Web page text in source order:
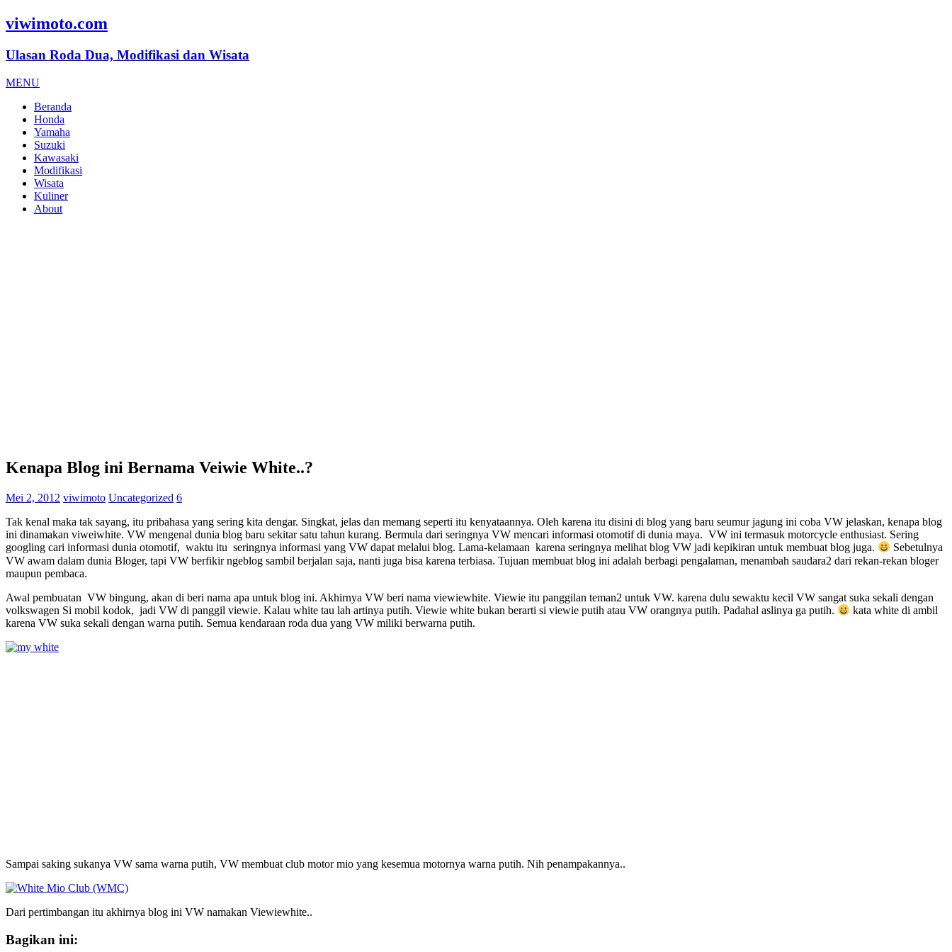
viwimoto.com
Ulasan Roda Dua, Modifikasi dan Wisata
MENU
Beranda
Honda
Yamaha
Suzuki
Kawasaki
Modifikasi
Wisata
Kuliner
About
Kenapa Blog ini Bernama Veiwie White..?
Mei 2, 2012 viwimoto Uncategorized 6
Tak kenal maka tak sayang, itu pribahasa yang sering kita dengar. Singkat, jelas dan memang seperti itu kenyataannya. Oleh karena itu disini di blog yang baru seumur jagung ini coba VW jelaskan, kenapa blog
ini dinamakan viweiwhite. VW mengenal dunia blog baru sekitar satu tahun kurang. Bermula dari seringnya VW mencari informasi otomotif di dunia maya. VW ini termasuk motorcycle enthusiast. Sering
googling cari informasi dunia otomotif, waktu itu seringnya informasi yang VW dapat melalui blog. Lama-kelamaan karena seringnya melihat blog VW jadi kepikiran untuk membuat blog juga.
Sebetulnya
VW awam dalam dunia Bloger, tapi VW berfikir ngeblog sambil berjalan saja, nanti juga bisa karena terbiasa. Tujuan membuat blog ini adalah berbagi pengalaman, menambah saudara2 dari rekan-rekan bloger
maupun pembaca.
Awal pembuatan VW bingung, akan di beri nama apa untuk blog ini. Akhirnya VW beri nama viewiewhite. Viewie itu panggilan teman2 untuk VW. karena dulu sewaktu kecil VW sangat suka sekali dengan
volkswagen Si mobil kodok, jadi VW di panggil viewie. Kalau white tau lah artinya putih. Viewie white bukan berarti si viewie putih atau VW orangnya putih. Padahal aslinya ga putih.
kata white di ambil
karena VW suka sekali dengan warna putih. Semua kendaraan roda dua yang VW miliki berwarna putih.
Sampai saking sukanya VW sama warna putih, VW membuat club motor mio yang kesemua motornya warna putih. Nih penampakannya..
Dari pertimbangan itu akhirnya blog ini VW namakan Viewiewhite..
Bagikan ini: